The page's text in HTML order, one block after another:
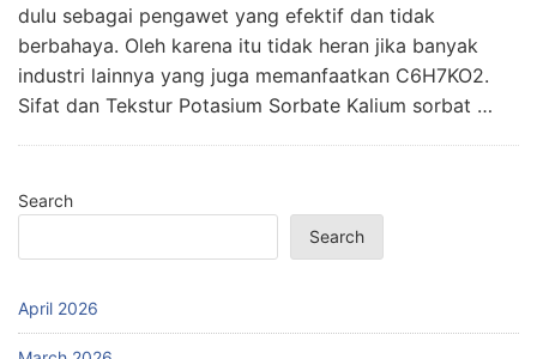
dulu sebagai pengawet yang efektif dan tidak
berbahaya. Oleh karena itu tidak heran jika banyak
industri lainnya yang juga memanfaatkan C6H7KO2.
Sifat dan Tekstur Potasium Sorbate Kalium sorbat …
Search
Search
April 2026